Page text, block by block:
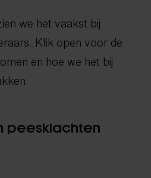
we het vaakst bij
Klik open voor de
en hoe we het bij
peesklachten